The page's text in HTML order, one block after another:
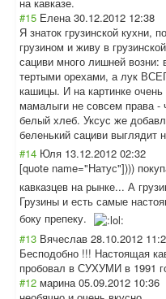
#15 Елена 30.12.2012 12:38
Я знаток грузинской кухни,
грузином и живу в
сациви много лишней
тертыми орехами, а лук
кашицы. И на картинке
мамалыги не совсем права
белый хлеб. Уксус же
беленький сациви выглядит
#14 Юля 13.12.2012 02:32
[quote name="Натус"])))
кавказцев на рынке... А
Грузины и есть самые
боку препеку.
#13 Вячеслав 28.10.2012
Бесподобно !!! Настоящая
пробовал в СУХУМИ в 1991
#12 марина 05.09.2012 10:36